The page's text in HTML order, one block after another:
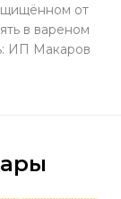
от
в вареном
ИП Макаров